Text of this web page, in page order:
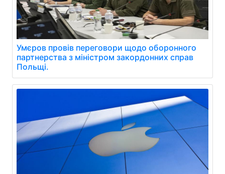
Умєров провів переговори щодо оборонного
партнерства з міністром закордонних справ
Польщі.